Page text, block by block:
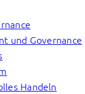
und Governance
Handeln